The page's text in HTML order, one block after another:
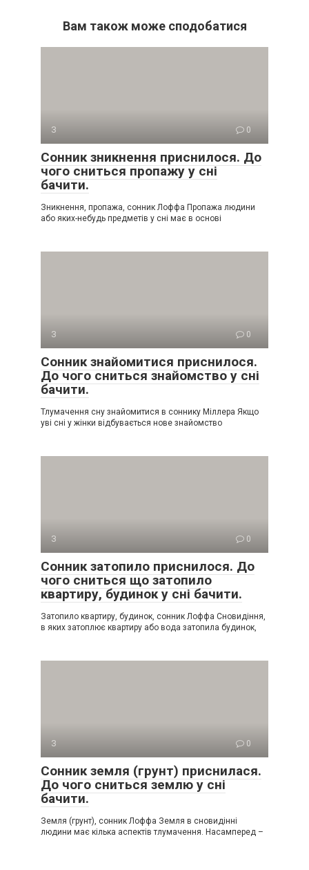
Вам також може сподобатися
З 0
Сонник зникнення приснилося. До
чого сниться пропажу у сні
бачити.
Зникнення, пропажа, сонник Лоффа Пропажа людини
або яких-небудь предметів у сні має в основі
З 0
Сонник знайомитися приснилося.
До чого сниться знайомство у сні
бачити.
Тлумачення сну знайомитися в соннику Міллера Якщо
уві сні у жінки відбувається нове знайомство
З 0
Сонник затопило приснилося. До
чого сниться що затопило
квартиру, будинок у сні бачити.
Затопило квартиру, будинок, сонник Лоффа Сновидіння,
в яких затоплює квартиру або вода затопила будинок,
З 0
Сонник земля (грунт) приснилася.
До чого сниться землю у сні
бачити.
Земля (грунт), сонник Лоффа Земля в сновидінні
людини має кілька аспектів тлумачення. Насамперед –